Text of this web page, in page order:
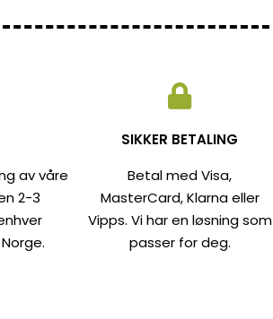
av våre
2-3
SIKKER BETALING
Betal med Visa,
MasterCard, Klarna eller
Vipps. Vi har en løsning som
passer for deg.